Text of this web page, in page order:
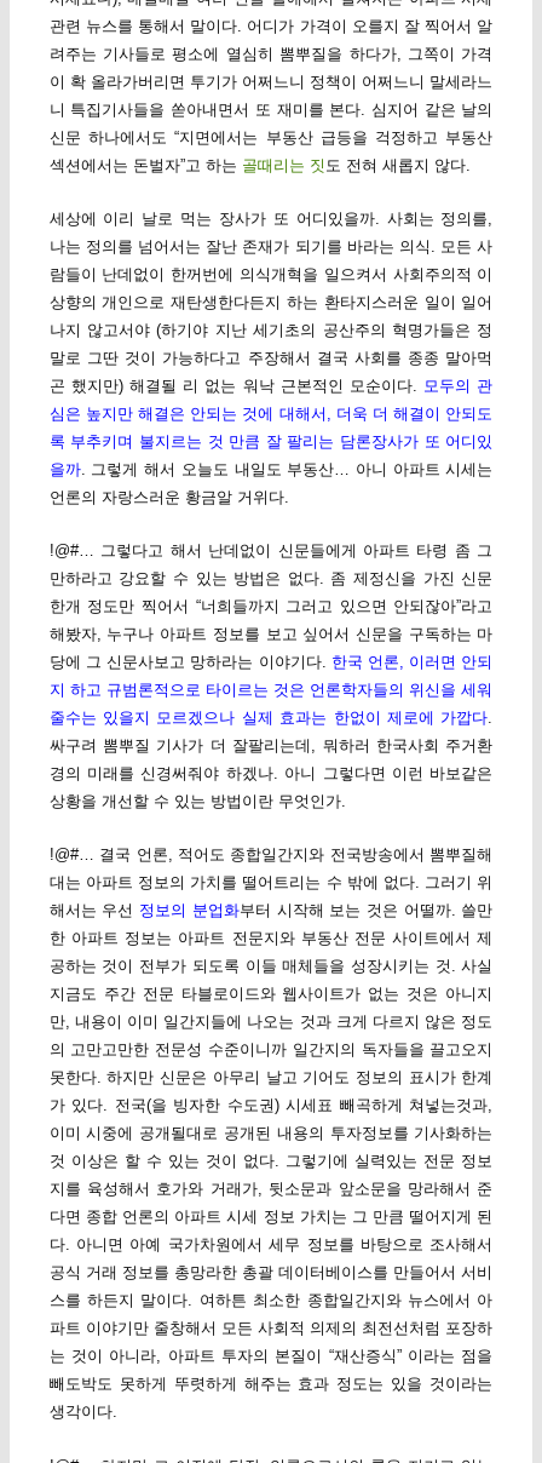
관련 뉴스를 통해서 말이다. 어디가 가격이 오를지 잘 찍어서 알
려주는 기사들로 평소에 열심히 뽐뿌질을 하다가, 그쪽이 가격
이 확 올라가버리면 투기가 어쩌느니 정책이 어쩌느니 말세라느
니 특집기사들을 쏟아내면서 또 재미를 본다. 심지어 같은 날의
신문 하나에서도 “지면에서는 부동산 급등을 걱정하고 부동산
섹션에서는 돈벌자”고 하는 골때리는 짓 도 전혀 새롭지 않다.
세상에 이리 날로 먹는 장사가 또 어디있을까. 사회는 정의를,
나는 정의를 넘어서는 잘난 존재가 되기를 바라는 의식. 모든 사
람들이 난데없이 한꺼번에 의식개혁을 일으켜서 사회주의적 이
상향의 개인으로 재탄생한다든지 하는 환타지스러운 일이 일어
나지 않고서야 (하기야 지난 세기초의 공산주의 혁명가들은 정
말로 그딴 것이 가능하다고 주장해서 결국 사회를 종종 말아먹
곤 했지만) 해결될 리 없는 워낙 근본적인 모순이다. 모두의 관
심은 높지만 해결은 안되는 것에 대해서, 더욱 더 해결이 안되도
록 부추키며 불지르는 것 만큼 잘 팔리는 담론장사가 또 어디있
을까. 그렇게 해서 오늘도 내일도 부동산… 아니 아파트 시세는
언론의 자랑스러운 황금알 거위다.
!@#… 그렇다고 해서 난데없이 신문들에게 아파트 타령 좀 그
만하라고 강요할 수 있는 방법은 없다. 좀 제정신을 가진 신문
한개 정도만 찍어서 “너희들까지 그러고 있으면 안되잖아”라고
해봤자, 누구나 아파트 정보를 보고 싶어서 신문을 구독하는 마
당에 그 신문사보고 망하라는 이야기다. 한국 언론, 이러면 안되
지 하고 규범론적으로 타이르는 것은 언론학자들의 위신을 세워
줄수는 있을지 모르겠으나 실제 효과는 한없이 제로에 가깝다.
싸구려 뽐뿌질 기사가 더 잘팔리는데, 뭐하러 한국사회 주거환
경의 미래를 신경써줘야 하겠나. 아니 그렇다면 이런 바보같은
상황을 개선할 수 있는 방법이란 무엇인가.
!@#… 결국 언론, 적어도 종합일간지와 전국방송에서 뽐뿌질해
대는 아파트 정보의 가치를 떨어트리는 수 밖에 없다. 그러기 위
해서는 우선 정보의 분업화부터 시작해 보는 것은 어떨까. 쓸만
한 아파트 정보는 아파트 전문지와 부동산 전문 사이트에서 제
공하는 것이 전부가 되도록 이들 매체들을 성장시키는 것. 사실
지금도 주간 전문 타블로이드와 웹사이트가 없는 것은 아니지
만, 내용이 이미 일간지들에 나오는 것과 크게 다르지 않은 정도
의 고만고만한 전문성 수준이니까 일간지의 독자들을 끌고오지
못한다. 하지만 신문은 아무리 날고 기어도 정보의 표시가 한계
가 있다. 전국(을 빙자한 수도권) 시세표 빼곡하게 쳐넣는것과,
이미 시중에 공개될대로 공개된 내용의 투자정보를 기사화하는
것 이상은 할 수 있는 것이 없다. 그렇기에 실력있는 전문 정보
지를 육성해서 호가와 거래가, 뒷소문과 앞소문을 망라해서 준
다면 종합 언론의 아파트 시세 정보 가치는 그 만큼 떨어지게 된
다. 아니면 아예 국가차원에서 세무 정보를 바탕으로 조사해서
공식 거래 정보를 총망라한 총괄 데이터베이스를 만들어서 서비
스를 하든지 말이다. 여하튼 최소한 종합일간지와 뉴스에서 아
파트 이야기만 줄창해서 모든 사회적 의제의 최전선처럼 포장하
는 것이 아니라, 아파트 투자의 본질이 “재산증식” 이라는 점을
빼도박도 못하게 뚜렷하게 해주는 효과 정도는 있을 것이라는
생각이다.